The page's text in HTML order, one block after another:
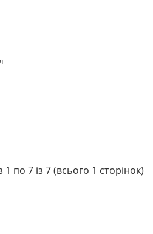
по 7 із 7 (всього 1 сторінок)